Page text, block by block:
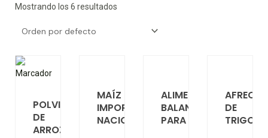
Mostrando los 6 resultados
POLVILLO
DE
ARROZ
MAÍZ
IMPORTADO
NACIONAL
ALIMENTO
BALANCEADO
PARA
DE
TRIGO